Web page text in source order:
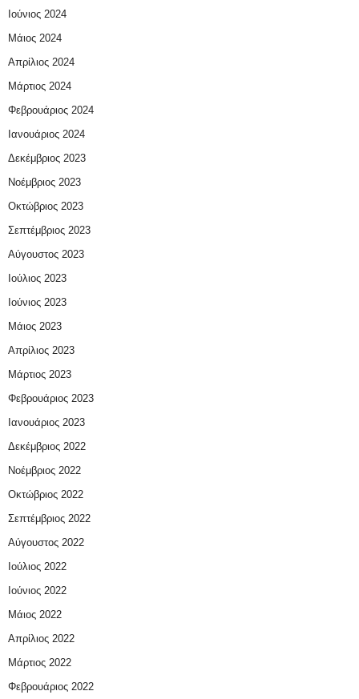
Ιούνιος 2024
Μάιος 2024
Απρίλιος 2024
Μάρτιος 2024
Φεβρουάριος 2024
Ιανουάριος 2024
Δεκέμβριος 2023
Νοέμβριος 2023
Οκτώβριος 2023
Σεπτέμβριος 2023
Αύγουστος 2023
Ιούλιος 2023
Ιούνιος 2023
Μάιος 2023
Απρίλιος 2023
Μάρτιος 2023
Φεβρουάριος 2023
Ιανουάριος 2023
Δεκέμβριος 2022
Νοέμβριος 2022
Οκτώβριος 2022
Σεπτέμβριος 2022
Αύγουστος 2022
Ιούλιος 2022
Ιούνιος 2022
Μάιος 2022
Απρίλιος 2022
Μάρτιος 2022
Φεβρουάριος 2022